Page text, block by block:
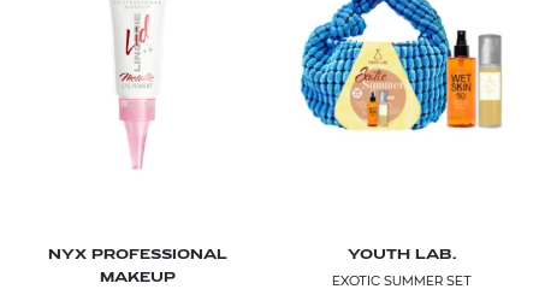
NYX PROFESSIONAL
MAKEUP
YOUTH LAB.
EXOTIC SUMMER SET